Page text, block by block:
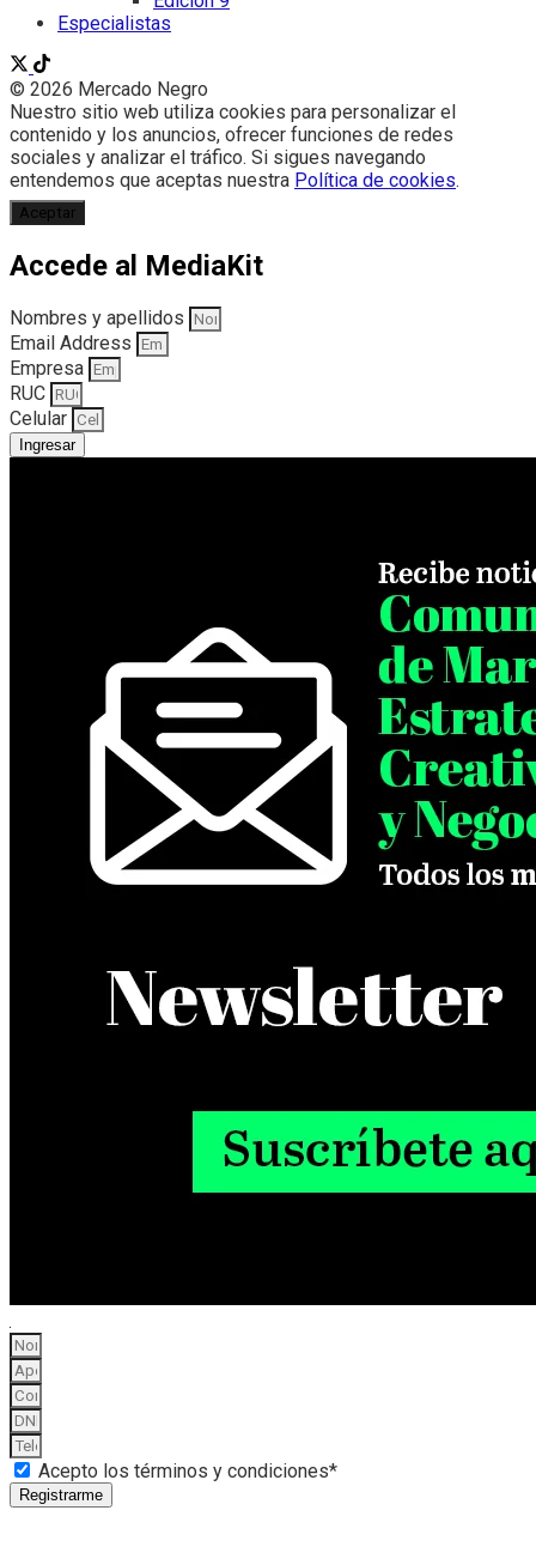
Especialistas
© 2026 Mercado Negro
Nuestro sitio web utiliza cookies para personalizar el
contenido y los anuncios, ofrecer funciones de redes
sociales y analizar el tráfico. Si sigues navegando
entendemos que aceptas nuestra Política de cookies.
Aceptar
Accede al MediaKit
Nombres y apellidos
Email Address
Empresa
RUC
Celular
Ingresar
Acepto los términos y condiciones*
Registrarme